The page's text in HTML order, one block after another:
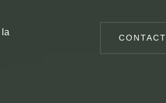
la
CONTACT